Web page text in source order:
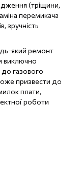
(тріщини,
перемикача
зручність
який ремонт
виключно
газового
призвести до
плати,
роботи